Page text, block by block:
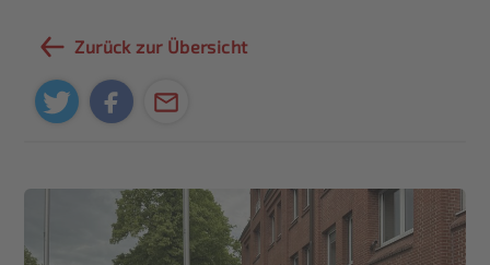
Zurück zur Übersicht